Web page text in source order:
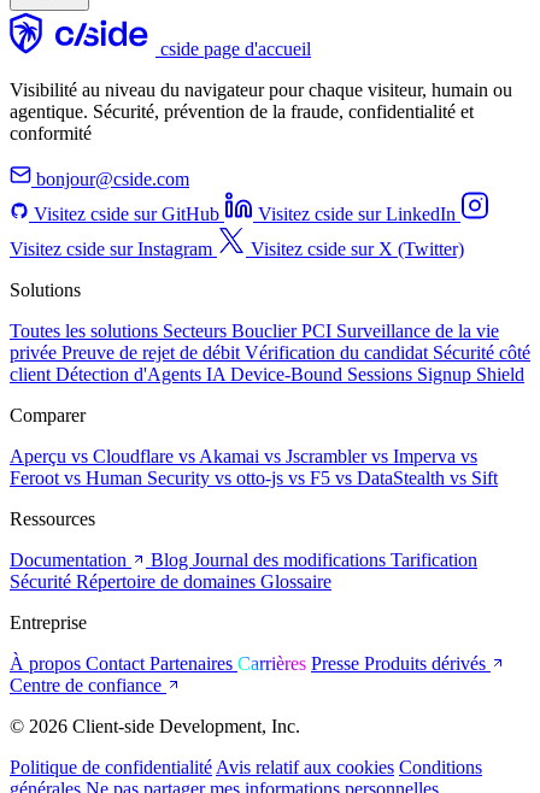
cside page d'accueil
Visibilité au niveau du navigateur pour chaque visiteur, humain ou
agentique. Sécurité, prévention de la fraude, confidentialité et
conformité
bonjour@cside.com
Visitez cside sur GitHub
Visitez cside sur LinkedIn
Visitez cside sur Instagram
Visitez cside sur X (Twitter)
Solutions
Toutes les solutions Secteurs Bouclier PCI Surveillance de la vie
privée Preuve de rejet de débit Vérification du candidat Sécurité côté
client Détection d'Agents IA Device-Bound Sessions Signup Shield
Comparer
Aperçu vs Cloudflare vs Akamai vs Jscramblervs Imperva vs
Feroot vs Human Security vs otto-js vs F5 vs DataStealth vs Sift
Ressources
Documentation
Blog Journal des modifications Tarification
Sécurité Répertoire de domaines Glossaire
Entreprise
À propos Contact Partenaires Carrières Presse Produits dérivés
Centre de confiance
© 2026 Client-side Development, Inc.
Politique de confidentialité Avis relatif aux cookies Conditions
générales Ne pas partager mes informations personnelles